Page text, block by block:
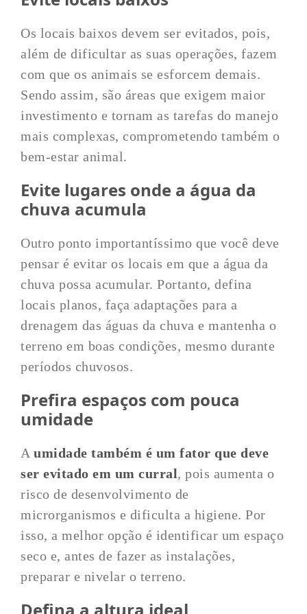
Os locais baixos devem ser evitados, pois,
além de dificultar as suas operações, fazem
com que os animais se esforcem demais.
Sendo assim, são áreas que exigem maior
investimento e tornam as tarefas do manejo
mais complexas, comprometendo também o
bem-estar animal.
Evite lugares onde a água da
chuva acumula
Outro ponto importantíssimo que você deve
pensar é evitar os locais em que a água da
chuva possa acumular. Portanto, defina
locais planos, faça adaptações para a
drenagem das águas da chuva e mantenha o
terreno em boas condições, mesmo durante
períodos chuvosos.
Prefira espaços com pouca
umidade
Aumidade também é um fator que deve
ser evitado em um curral, pois aumenta o
risco de desenvolvimento de
microrganismos e dificulta a higiene. Por
isso, a melhor opção é identificar um espaço
seco e, antes de fazer as instalações,
preparar e nivelar o terreno.